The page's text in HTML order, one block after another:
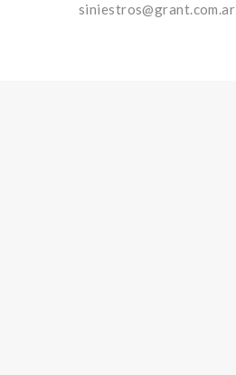
siniestros@grant.com.ar